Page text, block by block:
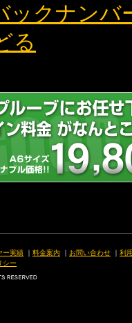
ックナンバ
る
ー実績 ｜ 料金案内 ｜ お問い合わせ ｜ 利
シー